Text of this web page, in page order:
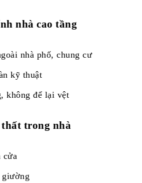
nhà cao tầng
nhà phố, chung cư
kỹ thuật
không để lại vệt
trong nhà
cửa
giường